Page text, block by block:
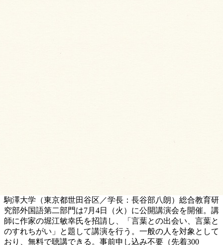
駒澤大学（東京都世田谷区／学長：長谷部八朗）総合教育研
究部外国語第二部門は7月4日（火）に公開講演会を開催。講
師に作家の堀江敏幸氏を招請し、「言葉との出会い、言葉と
のすれちがい」と題して講演を行う。一般の人を対象として
おり、無料で聴講できる。事前申し込み不要（先着300